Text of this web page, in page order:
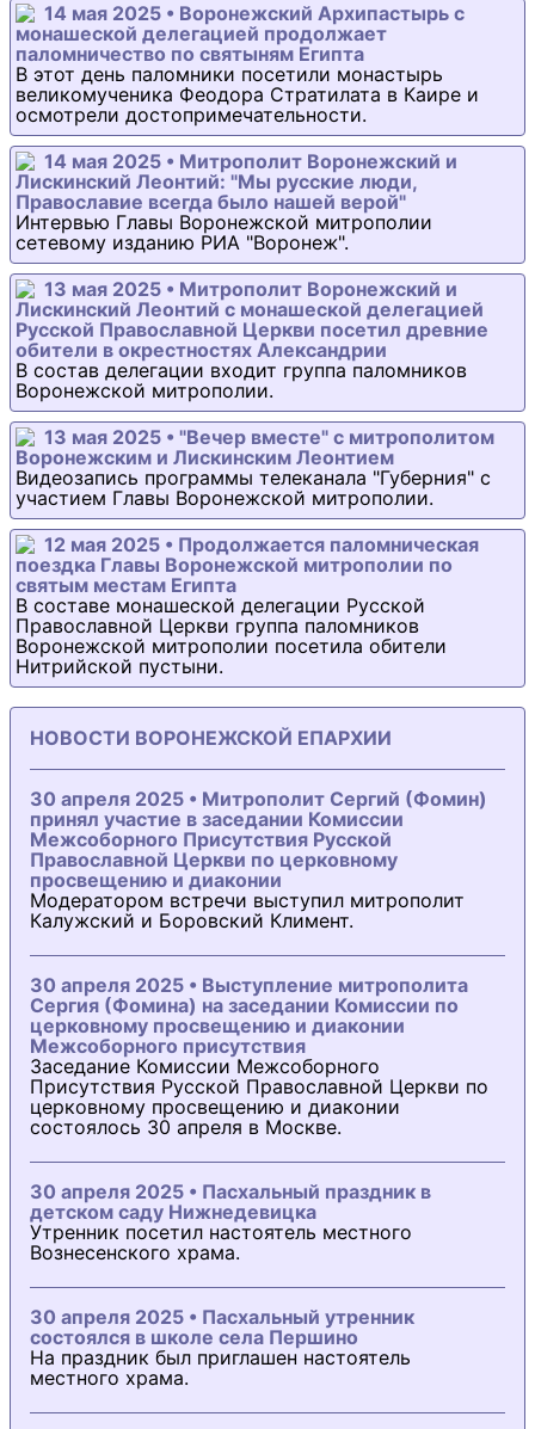
14 мая 2025 • Воронежский Архипастырь с
монашеской делегацией продолжает
паломничество по святыням Египта
В этот день паломники посетили монастырь
великомученика Феодора Стратилата в Каире и
осмотрели достопримечательности.
14 мая 2025 • Митрополит Воронежский и
Лискинский Леонтий: "Мы русские люди,
Православие всегда было нашей верой"
Интервью Главы Воронежской митрополии
сетевому изданию РИА "Воронеж".
13 мая 2025 • Митрополит Воронежский и
Лискинский Леонтий с монашеской делегацией
Русской Православной Церкви посетил древние
обители в окрестностях Александрии
В состав делегации входит группа паломников
Воронежской митрополии.
13 мая 2025 • "Вечер вместе" с митрополитом
Воронежским и Лискинским Леонтием
Видеозапись программы телеканала "Губерния" с
участием Главы Воронежской митрополии.
12 мая 2025 • Продолжается паломническая
поездка Главы Воронежской митрополии по
святым местам Египта
В составе монашеской делегации Русской
Православной Церкви группа паломников
Воронежской митрополии посетила обители
Нитрийской пустыни.
НОВОСТИ ВОРОНЕЖСКОЙ ЕПАРХИИ
30 апреля 2025 • Митрополит Сергий (Фомин)
принял участие в заседании Комиссии
Межсоборного Присутствия Русской
Православной Церкви по церковному
просвещению и диаконии
Модератором встречи выступил митрополит
Калужский и Боровский Климент.
30 апреля 2025 • Выступление митрополита
Сергия (Фомина) на заседании Комиссии по
церковному просвещению и диаконии
Межсоборного присутствия
Заседание Комиссии Межсоборного
Присутствия Русской Православной Церкви по
церковному просвещению и диаконии
состоялось 30 апреля в Москве.
30 апреля 2025 • Пасхальный праздник в
детском саду Нижнедевицка
Утренник посетил настоятель местного
Вознесенского храма.
30 апреля 2025 • Пасхальный утренник
состоялся в школе села Першино
На праздник был приглашен настоятель
местного храма.